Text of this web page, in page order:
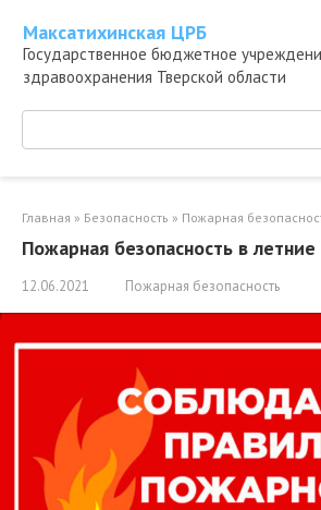
контенту
Максатихинская ЦРБ
Государственное бюджетное
здравоохранения Тверской области
Поиск:
Главная » Безопасность » Пожарная
Пожарная безопасность в
12.06.2021 Пожарная безопасность